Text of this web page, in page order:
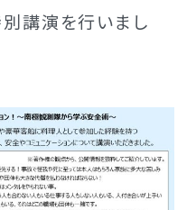
講演を行いまし